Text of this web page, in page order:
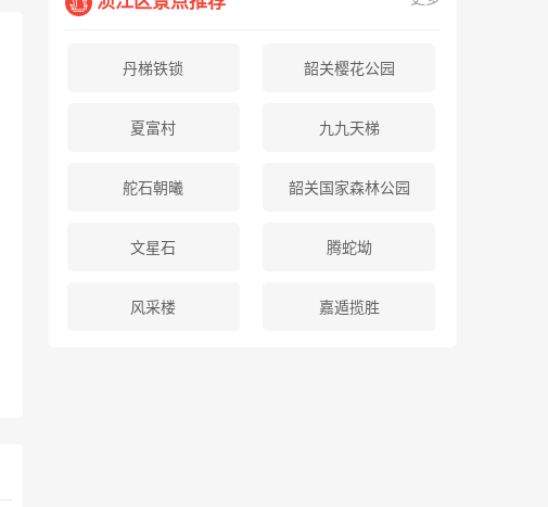
丹梯铁锁 韶关樱花公园
夏富村 九九天梯
舵石朝曦 韶关国家森林公园
文星石 腾蛇坳
风采楼 嘉遁揽胜